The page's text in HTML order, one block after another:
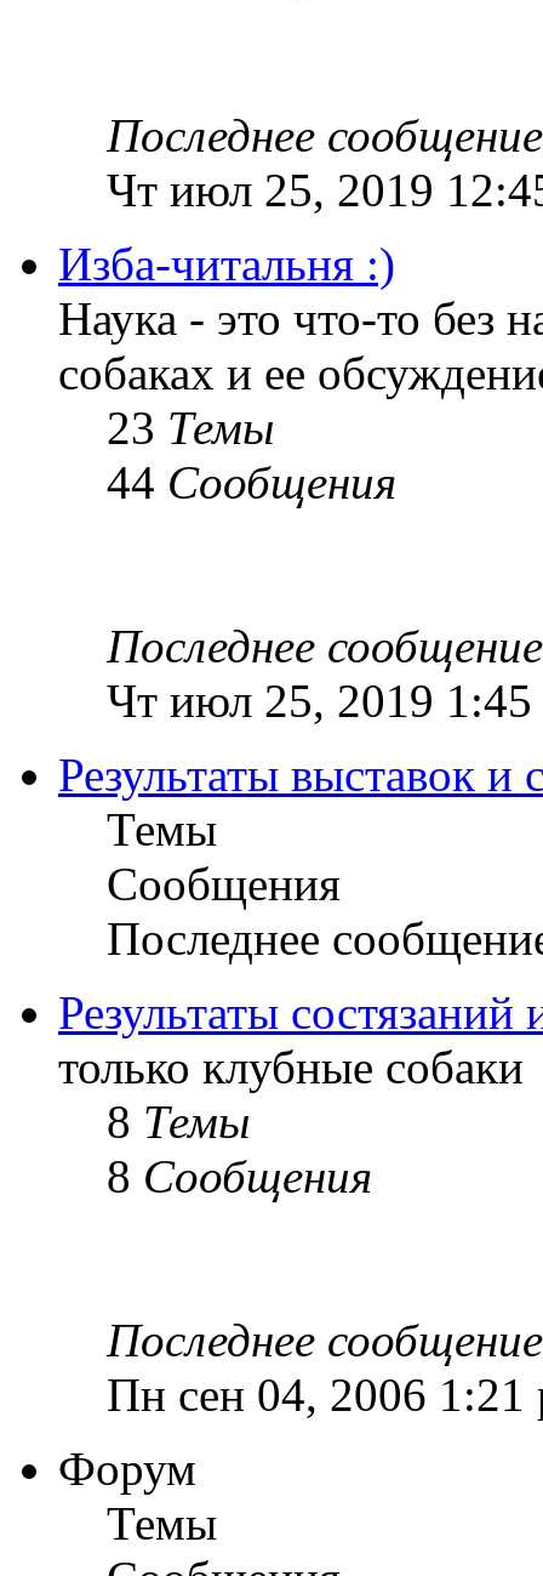
Последнее сообщение
Чт июл 25, 2019
Изба-читальня :)
Наука - это что-то без
собаках и ее
23 Темы
44 Сообщения
Последнее сообщение
Чт июл 25, 2019 1:45
Результаты выставок и
Темы
Сообщения
Последнее
Результаты
только клубные собаки
8 Темы
8 Сообщения
Последнее сообщение
Пн сен 04, 2006 1:21
Форум
Темы